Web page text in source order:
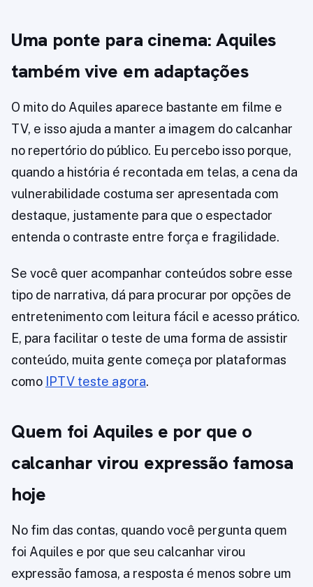
Uma ponte para cinema: Aquiles
também vive em adaptações
O mito do Aquiles aparece bastante em filme e
TV, e isso ajuda a manter a imagem do calcanhar
no repertório do público. Eu percebo isso porque,
quando a história é recontada em telas, a cena da
vulnerabilidade costuma ser apresentada com
destaque, justamente para que o espectador
entenda o contraste entre força e fragilidade.
Se você quer acompanhar conteúdos sobre esse
tipo de narrativa, dá para procurar por opções de
entretenimento com leitura fácil e acesso prático.
E, para facilitar o teste de uma forma de assistir
conteúdo, muita gente começa por plataformas
como IPTV teste agora.
Quem foi Aquiles e por que o
calcanhar virou expressão famosa
hoje
No fim das contas, quando você pergunta quem
foi Aquiles e por que seu calcanhar virou
expressão famosa, a resposta é menos sobre um